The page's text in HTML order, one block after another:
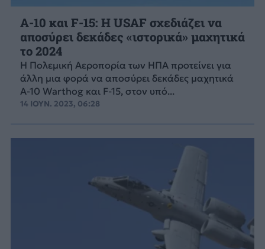
A-10 και F-15: Η USAF σχεδιάζει να
αποσύρει δεκάδες «ιστορικά» μαχητικά
το 2024
Η Πολεμική Αεροπορία των ΗΠΑ προτείνει για
άλλη μια φορά να αποσύρει δεκάδες μαχητικά
A-10 Warthog και F-15, στον υπό...
14 ΙΟΥΝ. 2023, 06:28